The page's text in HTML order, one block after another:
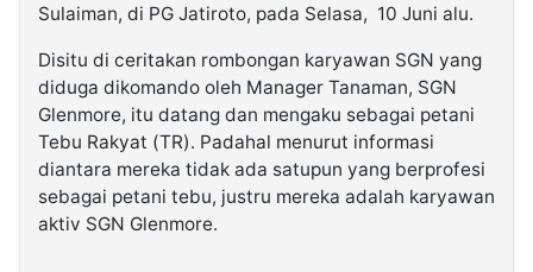
Sulaiman, di PG Jatiroto, pada Selasa, 10 Juni alu.
Disitu di ceritakan rombongan karyawan SGN yang
diduga dikomando oleh Manager Tanaman, SGN
Glenmore, itu datang dan mengaku sebagai petani
Tebu Rakyat (TR). Padahal menurut informasi
diantara mereka tidak ada satupun yang berprofesi
sebagai petani tebu, justru mereka adalah karyawan
aktiv SGN Glenmore.